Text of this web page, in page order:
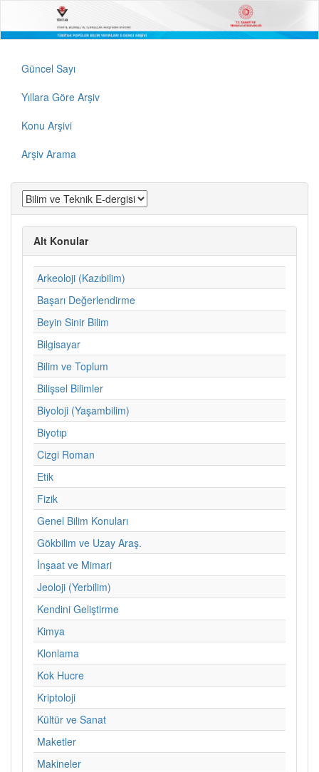
Güncel Sayı
Yıllara Göre Arşiv
Konu Arşivi
Arşiv Arama
Alt Konular
Arkeoloji (Kazıbilim)
Başarı Değerlendirme
Beyin Sinir Bilim
Bilgisayar
Bilim ve Toplum
Bilişsel Bilimler
Biyoloji (Yaşambilim)
Biyotıp
Cizgi Roman
Etik
Fizik
Genel Bilim Konuları
Gökbilim ve Uzay Araş.
İnşaat ve Mimari
Jeoloji (Yerbilim)
Kendini Geliştirme
Kimya
Klonlama
Kok Hucre
Kriptoloji
Kültür ve Sanat
Maketler
Makineler